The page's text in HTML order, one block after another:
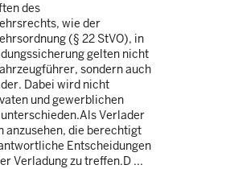
des
wie der
(§ 22 StVO), in
gelten nicht
sondern auch
Dabei wird nicht
und gewerblichen
Verlader
anzusehen, die berechtigt
Entscheidungen
Verladung zu treffen.D ...